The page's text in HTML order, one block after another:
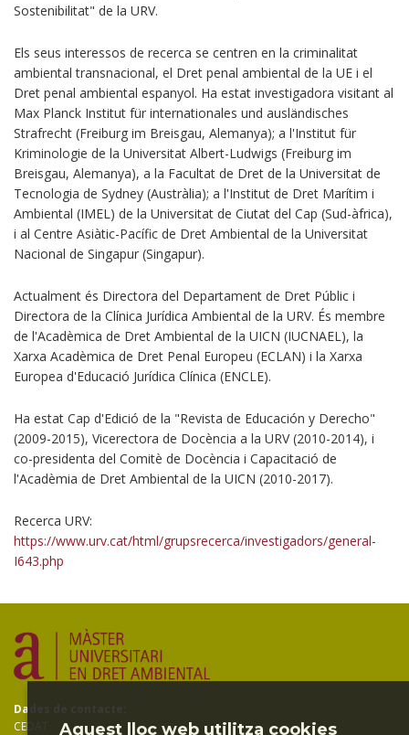
Sostenibilitat" de la URV.
Els seus interessos de recerca se centren en la criminalitat
ambiental transnacional, el Dret penal ambiental de la UE i el
Dret penal ambiental espanyol. Ha estat investigadora visitant al
Max Planck Institut für internationales und ausländisches
Strafrecht (Freiburg im Breisgau, Alemanya); a l'Institut für
Kriminologie de la Universitat Albert-Ludwigs (Freiburg im
Breisgau, Alemanya), a la Facultat de Dret de la Universitat de
Tecnologia de Sydney (Austràlia); a l'Institut de Dret Marítim i
Ambiental (IMEL) de la Universitat de Ciutat del Cap (Sud-àfrica),
i al Centre Asiàtic-Pacífic de Dret Ambiental de la Universitat
Nacional de Singapur (Singapur).
Actualment és Directora del Departament de Dret Públic i
Directora de la Clínica Jurídica Ambiental de la URV. És membre
de l'Acadèmica de Dret Ambiental de la UICN (IUCNAEL), la
Xarxa Acadèmica de Dret Penal Europeu (ECLAN) i la Xarxa
Europea d'Educació Jurídica Clínica (ENCLE).
Ha estat Cap d'Edició de la "Revista de Educación y Derecho"
(2009-2015), Vicerectora de Docència a la URV (2010-2014), i
co-presidenta del Comitè de Docència i Capacitació de
l'Acadèmia de Dret Ambiental de la UICN (2010-2017).
Recerca URV:
https://www.urv.cat/html/grupsrecerca/investigadors/general-
I643.php
Dades de contacte:
CEDAT
Aquest lloc web utilitza cookies